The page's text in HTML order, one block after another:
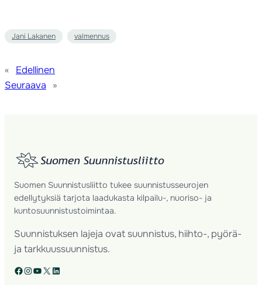
Jani Lakanen valmennus
«
Edellinen
Seuraava
»
Suomen Suunnistusliitto tukee suunnistusseurojen
edellytyksiä tarjota laadukasta kilpailu-, nuoriso- ja
kuntosuunnistustoimintaa.
Suunnistuksen lajeja ovat suunnistus, hiihto-, pyörä-
ja tarkkuussuunnistus.
Facebook Instagram YouTube X LinkedIn